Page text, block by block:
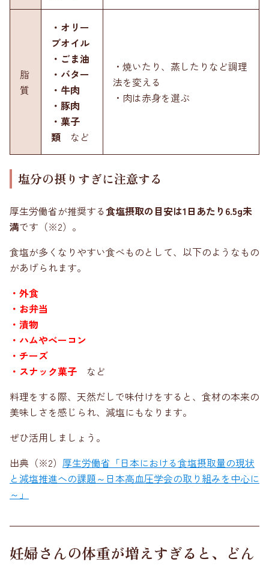
脂
質
・オリー
ブオイル
・ごま油
・バター
・牛肉
・豚肉
・菓子
類 など
・焼いたり、蒸したりなど調理
法を変える
・肉は赤身を選ぶ
塩分の摂りすぎに注意する
厚生労働省が推奨する食塩摂取の目安は1日あたり6.5g未
満です（※2）。
食塩が多くなりやすい食べものとして、以下のようなもの
があげられます。
・外食
・お弁当
・漬物
・ハムやベーコン
・チーズ
・スナック菓子 など
料理をする際、天然だしで味付けをすると、食材の本来の
美味しさを感じられ、減塩にもなります。
ぜひ活用しましょう。
出典（※2） 厚生労働省「日本における食塩摂取量の現状
と減塩推進への課題～日本高血圧学会の取り組みを中心に
～」
妊婦さんの体重が増えすぎると、どん